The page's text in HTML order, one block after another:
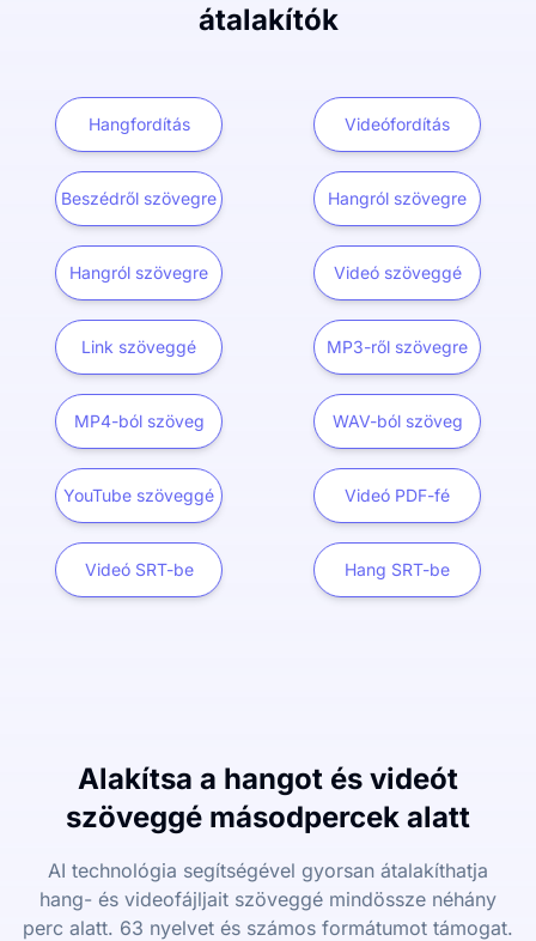
átalakítók
Hangfordítás Videófordítás
Beszédről szövegre Hangról szövegre
Hangról szövegre Videó szöveggé
Link szöveggé MP3-ről szövegre
MP4-ból szöveg WAV-ból szöveg
YouTube szöveggé Videó PDF-fé
Videó SRT-be Hang SRT-be
Alakítsa a hangot és videót
szöveggé másodpercek alatt
AI technológia segítségével gyorsan átalakíthatja
hang- és videofájljait szöveggé mindössze néhány
perc alatt. 63 nyelvet és számos formátumot támogat.